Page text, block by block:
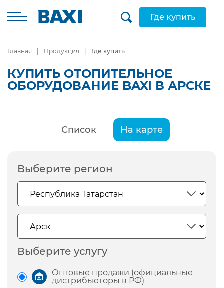
Где купить
Главная Продукция Где купить
КУПИТЬ ОТОПИТЕЛЬНОЕ
ОБОРУДОВАНИЕ BAXI В АРСКЕ
Список На карте
Выберите регион
Выберите услугу
Оптовые продажи (официальные
дистрибьюторы в РФ)